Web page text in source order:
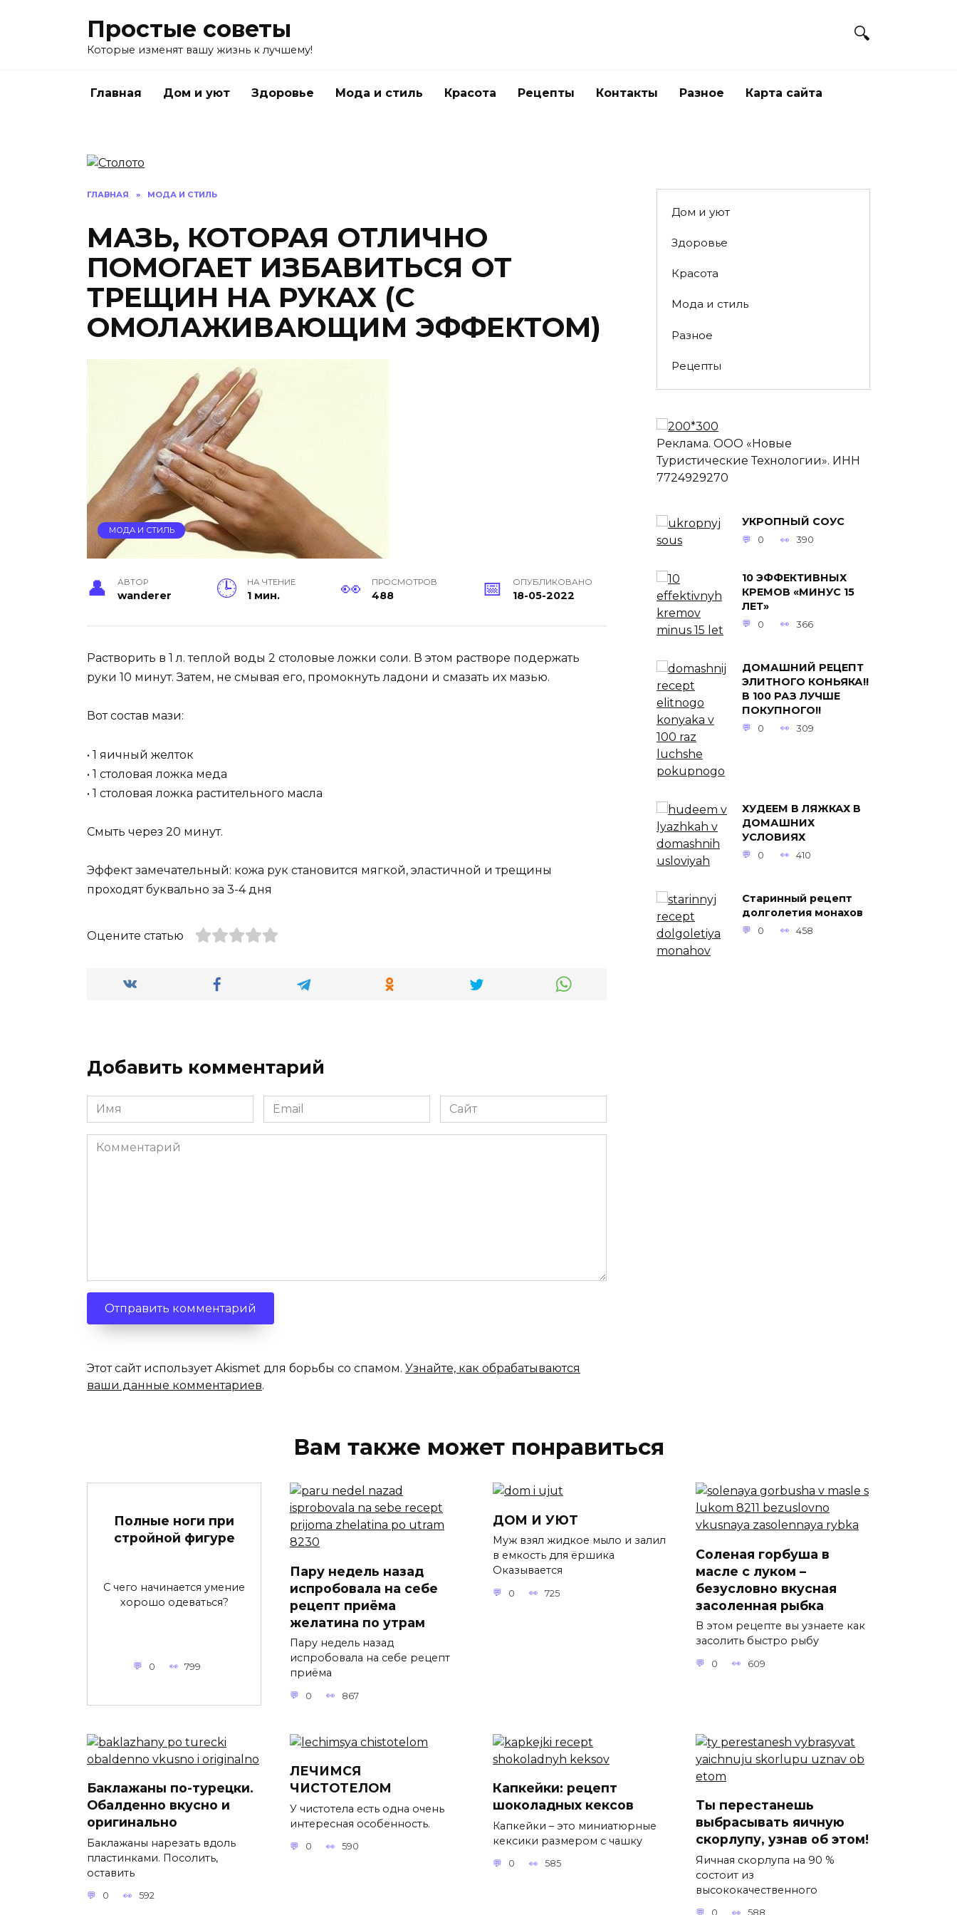
Простые советы
Которые изменят вашу жизнь к лучшему!
Главная Дом и уют Здоровье Мода и стиль Красота Рецепты Контакты Разное Карта сайта
ГЛАВНАЯ » МОДА И СТИЛЬ
МАЗЬ, КОТОРАЯ ОТЛИЧНО
ПОМОГАЕТ ИЗБАВИТЬСЯ ОТ
ТРЕЩИН НА РУКАХ (С
ОМОЛАЖИВАЮЩИМ ЭФФЕКТОМ)
МОДА И СТИЛЬ
АВТОР
wanderer
НА ЧТЕНИЕ
1 мин.
ПРОСМОТРОВ
488
ОПУБЛИКОВАНО
18-05-2022
Растворить в 1 л. теплой воды 2 столовые ложки соли. В этом растворе подержать
руки 10 минут. Затем, не смывая его, промокнуть ладони и смазать их мазью.
Вот состав мази:
• 1 яичный желток
• 1 столовая ложка меда
• 1 столовая ложка растительного масла
Смыть через 20 минут.
Эффект замечательный: кожа рук становится мягкой, эластичной и трещины
проходят буквально за 3-4 дня
Оцените статью
Добавить комментарий
Имя
*
Email
*
Сайт
Комментарий
Этот сайт использует Akismet для борьбы со спамом. Узнайте, как обрабатываются
ваши данные комментариев.
Дом и уют
Здоровье
Красота
Мода и стиль
Разное
Рецепты
Реклама. ООО «Новые
Туристические Технологии». ИНН
7724929270
УКРОПНЫЙ СОУС
0 390
10 ЭФФЕКТИВНЫХ
КРЕМОВ «МИНУС 15
ЛЕТ»
0 366
ДОМАШНИЙ РЕЦЕПТ
ЭЛИТНОГО КОНЬЯКА!!
В 100 РАЗ ЛУЧШЕ
ПОКУПНОГО!!
0 309
ХУДЕЕМ В ЛЯЖКАХ В
ДОМАШНИХ
УСЛОВИЯХ
0 410
Старинный рецепт
долголетия монахов
0 458
Вам также может понравиться
Полные ноги при
стройной фигуре
С чего начинается умение
хорошо одеваться?
0 799
Пару недель назад
испробовала на себе
рецепт приёма
желатина по утрам
Пару недель назад
испробовала на себе рецепт
приёма
0 867
ДОМ И УЮТ
Муж взял жидкое мыло и залил
в емкость для ёршика
Оказывается
0 725
Соленая горбуша в
масле с луком –
безусловно вкусная
засоленная рыбка
В этом рецепте вы узнаете как
засолить быстро рыбу
0 609
Баклажаны по-турецки.
Обалденно вкусно и
оригинально
Баклажаны нарезать вдоль
пластинками. Посолить,
оставить
0 592
ЛЕЧИМСЯ
ЧИСТОТЕЛОМ
У чистотела есть одна очень
интересная особенность.
0 590
Капкейки: рецепт
шоколадных кексов
Капкейки – это миниатюрные
кексики размером с чашку
0 585
Ты перестанешь
выбрасывать яичную
скорлупу, узнав об этом!
Яичная скорлупа на 90 %
состоит из
высококачественного
0 588